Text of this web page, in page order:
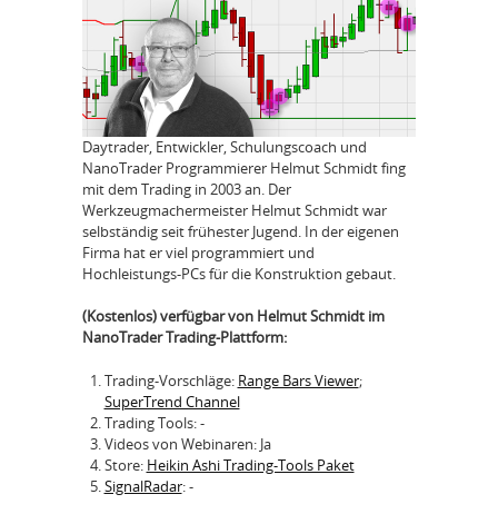
Daytrader, Entwickler, Schulungscoach und
NanoTrader Programmierer Helmut Schmidt fing
mit dem Trading in 2003 an. Der
Werkzeugmachermeister Helmut Schmidt war
selbständig seit frühester Jugend. In der eigenen
Firma hat er viel programmiert und
Hochleistungs-PCs für die Konstruktion gebaut.
(Kostenlos) verfügbar von Helmut Schmidt im
NanoTrader Trading-Plattform:
Trading-Vorschläge: Range Bars Viewer;
SuperTrend Channel
Trading Tools: -
Videos von Webinaren: Ja
Store: Heikin Ashi Trading-Tools Paket
SignalRadar: -